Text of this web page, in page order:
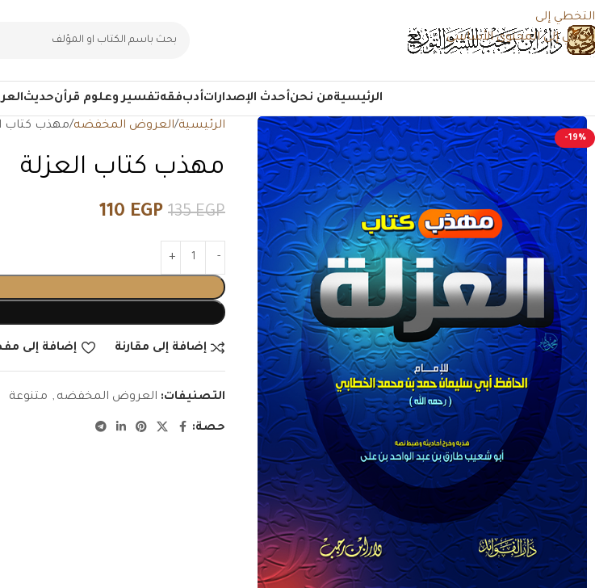
التخطي إلى
تخطي إلى المحتوى الأساسي
الرئيسيةمن نحنأحدث الإصداراتأدبفقهتفسير وعلوم قرأنحديث
-19%
الرئيسية العروض المخفضه مهذب كتاب
مهذب كتاب العزلة
135EGP
110 EGP
إضافة إلى مقارنة إضافة إلى
التصنيفات: العروض المخفضه , متنوعة
حصة: